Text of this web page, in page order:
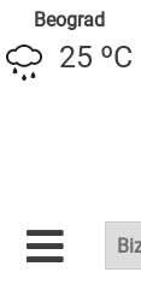
Beograd
25 ºC